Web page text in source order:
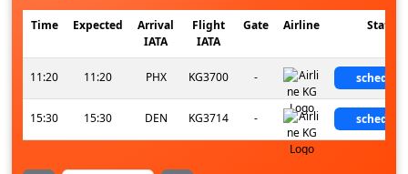
Time Expected
Arrival
IATA
Flight
IATA
Gate Airline Status
11:20 11:20 PHX KG3700 -
15:30 15:30 DEN KG3714 -